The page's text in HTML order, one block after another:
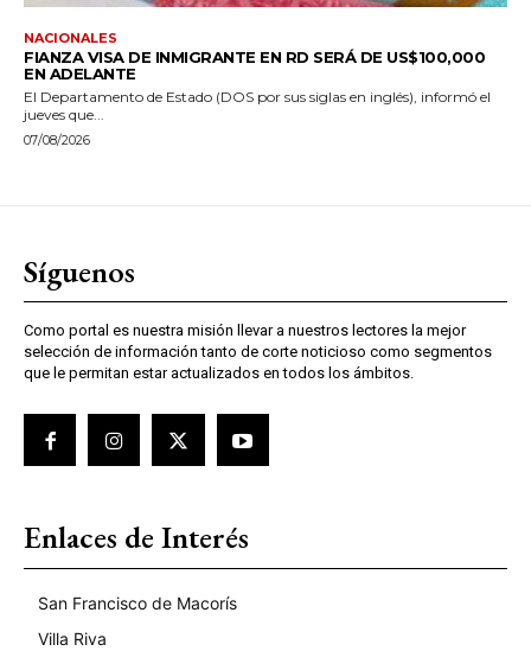
NACIONALES
FIANZA VISA DE INMIGRANTE EN RD SERÁ DE US$100,000
EN ADELANTE
El Departamento de Estado (DOS por sus siglas en inglés), informó el
jueves que...
07/08/2026
Síguenos
Como portal es nuestra misión llevar a nuestros lectores la mejor
selección de información tanto de corte noticioso como segmentos
que le permitan estar actualizados en todos los ámbitos.
Enlaces de Interés
San Francisco de Macorís
Villa Riva